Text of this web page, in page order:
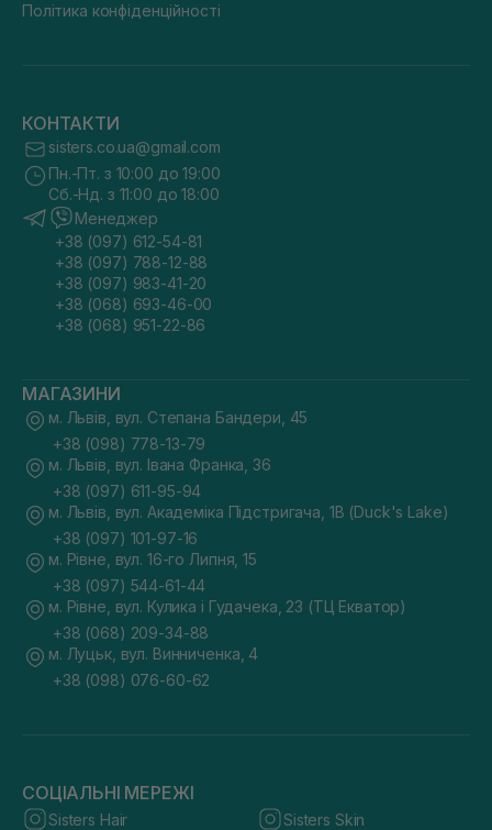
Політика конфіденційності
КОНТАКТИ
sisters.co.ua@gmail.com
Пн.-Пт. з 10:00 до 19:00
Сб.-Нд. з 11:00 до 18:00
Менеджер
+38 (097) 612-54-81
+38 (097) 788-12-88
+38 (097) 983-41-20
+38 (068) 693-46-00
+38 (068) 951-22-86
МАГАЗИНИ
м. Львів, вул. Степана Бандери, 45
+38 (098) 778-13-79
м. Львів, вул. Івана Франка, 36
+38 (097) 611-95-94
м. Львів, вул. Академіка Підстригача, 1В (Duck's Lake)
+38 (097) 101-97-16
м. Рівне, вул. 16-го Липня, 15
+38 (097) 544-61-44
м. Рівне, вул. Кулика і Гудачека, 23 (ТЦ Екватор)
+38 (068) 209-34-88
м. Луцьк, вул. Винниченка, 4
+38 (098) 076-60-62
СОЦІАЛЬНІ МЕРЕЖІ
Sisters Hair Sisters Skin